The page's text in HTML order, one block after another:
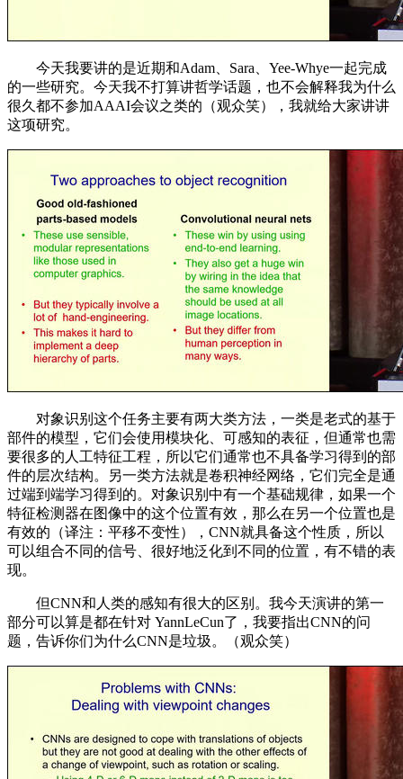
今天我要讲的是近期和Adam、Sara、Yee-Whye一起完成
的一些研究。今天我不打算讲哲学话题，也不会解释我为什么
很久都不参加AAAI会议之类的（观众笑），我就给大家讲讲
这项研究。
对象识别这个任务主要有两大类方法，一类是老式的基于
部件的模型，它们会使用模块化、可感知的表征，但通常也需
要很多的人工特征工程，所以它们通常也不具备学习得到的部
件的层次结构。另一类方法就是卷积神经网络，它们完全是通
过端到端学习得到的。对象识别中有一个基础规律，如果一个
特征检测器在图像中的这个位置有效，那么在另一个位置也是
有效的（译注：平移不变性），CNN就具备这个性质，所以
可以组合不同的信号、很好地泛化到不同的位置，有不错的表
现。
但CNN和人类的感知有很大的区别。我今天演讲的第一
部分可以算是都在针对 YannLeCun了，我要指出CNN的问
题，告诉你们为什么CNN是垃圾。（观众笑）